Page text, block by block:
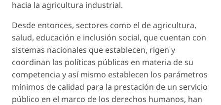
hacia la agricultura industrial.
Desde entonces, sectores como el de agricultura,
salud, educación e inclusión social, que cuentan con
sistemas nacionales que establecen, rigen y
coordinan las políticas públicas en materia de su
competencia y así mismo establecen los parámetros
mínimos de calidad para la prestación de un servicio
público en el marco de los derechos humanos, han